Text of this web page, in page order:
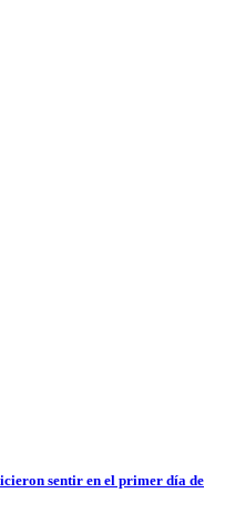
sentir en el primer día de